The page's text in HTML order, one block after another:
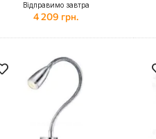
Відправимо завтра
4 209 грн.